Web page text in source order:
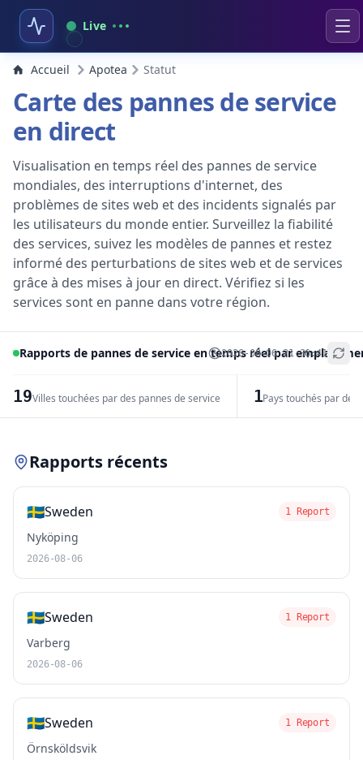
Live
Accueil Apotea Statut
Carte des pannes de service
en direct
Visualisation en temps réel des pannes de service
mondiales, des interruptions d'internet, des
problèmes de sites web et des incidents signalés par
les utilisateurs du monde entier. Surveillez la fiabilité
des services, suivez les modèles de pannes et restez
informé des perturbations de sites web et de services
grâce à des mises à jour en direct. Vérifiez si les
services sont en panne dans votre région.
Rapports de pannes de service en temps réel par
2026-08-06 21:36:41
19Villes touchées par des pannes de service 1Pays touchés par
+
Rapports récents
🇸🇪Sweden 1 Report
Nyköping
2026-08-06
🇸🇪Sweden 1 Report
Varberg
2026-08-06
🇸🇪Sweden 1 Report
Örnsköldsvik